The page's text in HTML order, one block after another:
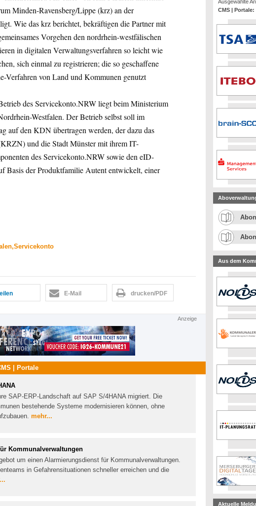
Minden-Ravensberg/Lippe (krz) an der
Wie das krz berichtet, bekräftigen die Partner mit
Vorgehen den nordrhein-westfälischen
in digitalen Verwaltungsverfahren so leicht wie
sich einmal zu registrieren; die so geschaffene
Verfahren von Land und Kommunen genutzt
des Servicekonto.NRW liegt beim Ministerium
Westfalen. Der Betrieb selbst soll im
auf den KDN übertragen werden, der dazu das
und die Stadt Münster mit ihrem IT-
des Servicekonto.NRW sowie den eID-
Basis der Produktfamilie Autent entwickelt, einer
E-Mail drucken/PDF
Anzeige
| Portale
SAP-ERP-Landschaft auf SAP S/4HANA migriert. Die
bestehende Systeme modernisieren können, ohne
mehr...
Kommunalverwaltungen
um einen Alarmierungsdienst für Kommunalverwaltungen.
in Gefahrensituationen schneller erreichen und die
Ausgewählte
CMS | Portale:
Aus dem
Aktuelle